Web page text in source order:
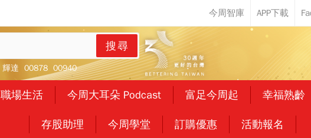
搜尋
輝達 00878 00940
職場生活 今周大耳朵 Podcast 富足今周起 幸福熟齡
存股助理 今周學堂 訂購優惠 活動報名